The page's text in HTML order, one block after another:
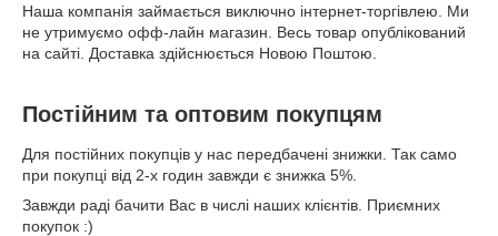
Наша компанія займається виключно інтернет-торгівлею. Ми
не утримуємо офф-лайн магазин. Весь товар опублікований
на сайті. Доставка здійснюється Новою Поштою.
Постійним та оптовим покупцям
Для постійних покупців у нас передбачені знижки. Так само
при покупці від 2-х годин завжди є знижка 5%.
Завжди раді бачити Вас в числі наших клієнтів. Приємних
покупок :)